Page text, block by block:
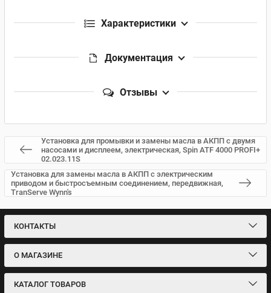
Характеристики
Документация
Отзывы
Установка для промывки и замены масла в АКПП с двумя
насосами и дисплеем, электрическая, Spin ATF 4000 PROFI+
02.023.11S
Установка для замены масла в АКПП с электрическим
приводом и быстросъемным соединением, передвижная,
TranServe Wynn's
КОНТАКТЫ
О МАГАЗИНЕ
КАТАЛОГ ТОВАРОВ